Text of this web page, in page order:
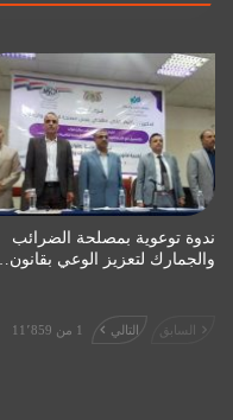
ندوة توعوية بمصلحة الضرائب
والجمارك لتعزيز الوعي بقانون…
السابق التالي 1 من 11٬859